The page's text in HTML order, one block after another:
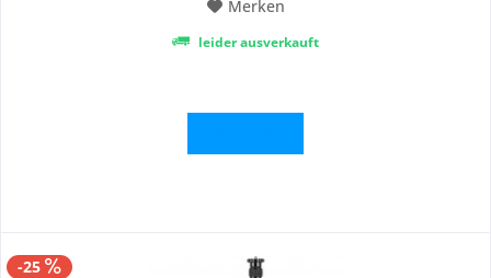
Merken
leider ausverkauft
-25